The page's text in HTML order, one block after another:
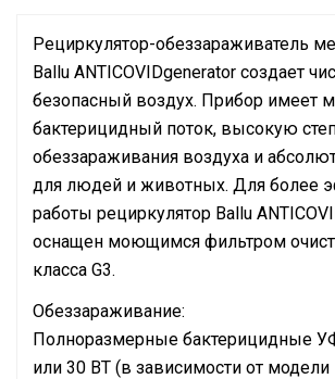
Рециркулятор-обеззараживатель
Ballu ANTICOVIDgenerator создает
безопасный воздух. Прибор имеет
бактерицидный поток, высокую
обеззараживания воздуха и
для людей и животных. Для более
работы рециркулятор Ballu
оснащен моющимся фильтром
класса G3.
Обеззараживание:
Полноразмерные бактерицидные
или 30 ВТ (в зависимости от модели